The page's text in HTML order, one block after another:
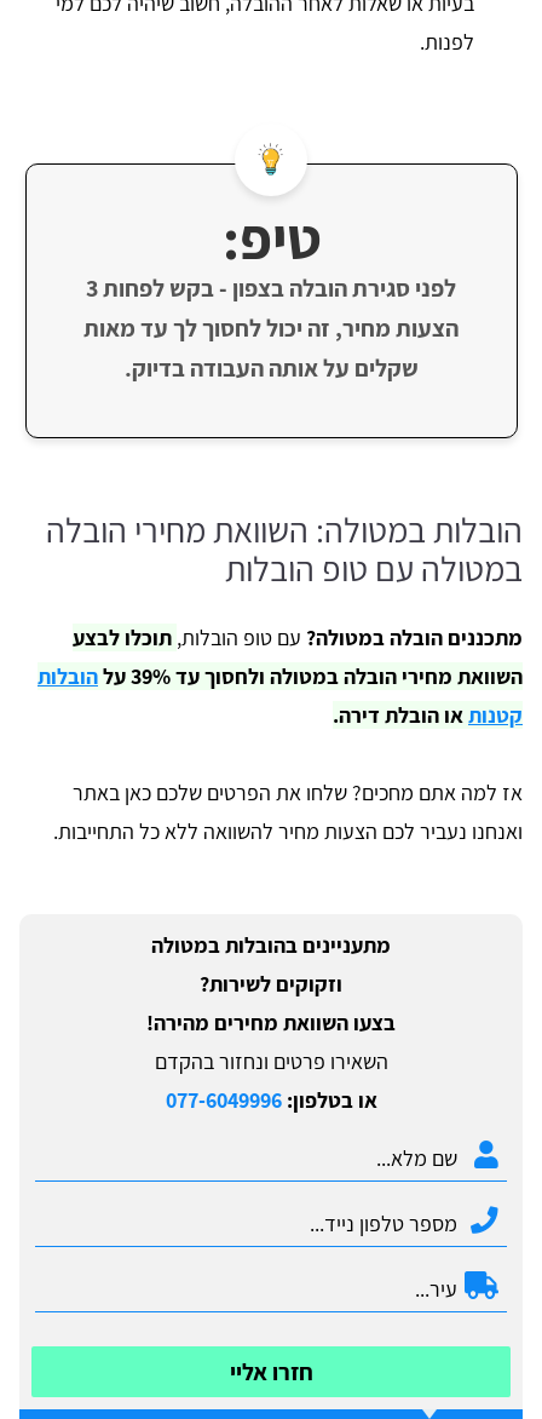
לפנות.
טיפ:
לפני סגירת הובלה בצפון - בקש לפחות 3
הצעות מחיר, זה יכול לחסוך לך עד מאות
שקלים על אותה העבודה בדיוק.
הובלות במטולה: השוואת מחירי הובלה
במטולה עם טופ הובלות
מתכננים הובלה במטולה? עם טופ הובלות, תוכלו לבצע
השוואת מחירי הובלה במטולה ולחסוך עד 39% על
הובלות
קטנותאו הובלת דירה.
אז למה אתם מחכים? שלחו את הפרטים שלכם כאן באתר
ואנחנו נעביר לכם הצעות מחיר להשוואה ללא כל התחייבות.
מתעניינים בהובלות במטולה
וזקוקים לשירות?
בצעו השוואת מחירים מהירה!
השאירו פרטים ונחזור בהקדם
או בטלפון:077-6049996
חזרו אליי